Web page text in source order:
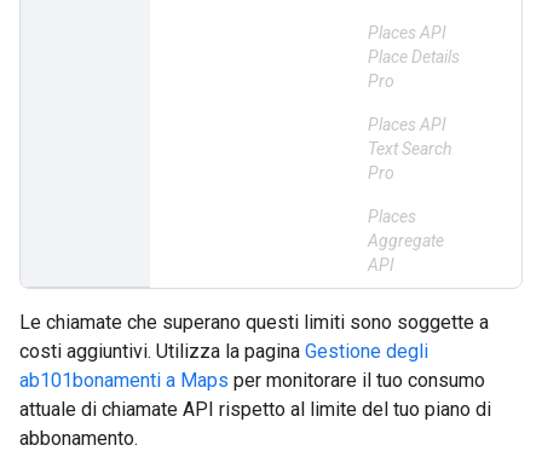
Places API
Place Details
Pro
Places API
Text Search
Pro
Places
Aggregate
API
Le chiamate che superano questi limiti sono soggette a
costi aggiuntivi. Utilizza la pagina Gestione degli
ab101bonamenti a Maps per monitorare il tuo consumo
attuale di chiamate API rispetto al limite del tuo piano di
abbonamento.